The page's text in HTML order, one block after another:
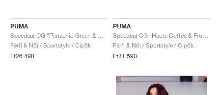
PUMA
Férfi & Női / Sportstyle / Cipők
Ft26.490
PUMA
Férfi & Női / Sportstyle / Cipők
Ft31.590